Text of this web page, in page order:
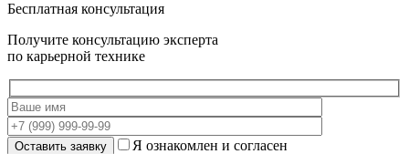
Бесплатная консультация
Получите консультацию эксперта
по карьерной технике
Я ознакомлен и согласен